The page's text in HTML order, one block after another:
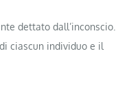
dettato dall’inconscio.
ciascun individuo e il